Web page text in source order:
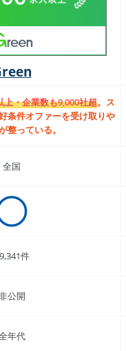
・企業数も9,000社超。ス
条件オファーを受け取りや
整っている。
全国
件
公開
年代